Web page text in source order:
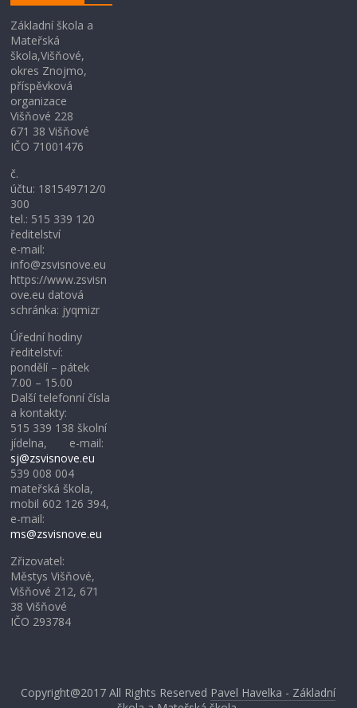
Základní škola a
Mateřská
škola,Višňové,
okres Znojmo,
příspěvková
organizace
Višňové 228
671 38 Višňové
IČO 71001476
č.
účtu: 181549712/0
300
tel.: 515 339 120
ředitelství
e-mail:
info@zsvisnove.eu
https://www.zsvisn
ove.eu datová
schránka: jyqmizr
Úřední hodiny
ředitelství:
pondělí – pátek
7.00 – 15.00
Další telefonní čísla
a kontakty:
515 339 138 školní
jídelna, e-mail:
sj@zsvisnove.eu
539 008 004
mateřská škola,
mobil 602 126 394,
e-mail:
ms@zsvisnove.eu
Zřizovatel:
Městys Višňové,
Višňové 212, 671
38 Višňové
IČO 293784
Copyright@2017All Rights Reserved Pavel Havelka - Základní